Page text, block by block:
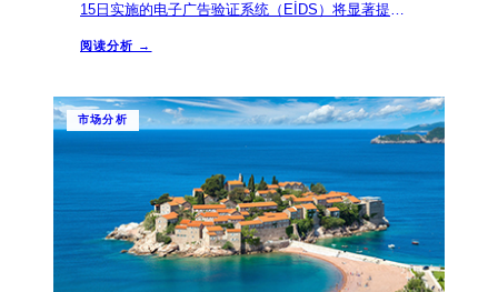
15日实施的电子广告验证系统（EİDS）将显著提高
消除虚假广告和无牌经纪活动，从而为国际投资者和
阅读分析 →
市场分析